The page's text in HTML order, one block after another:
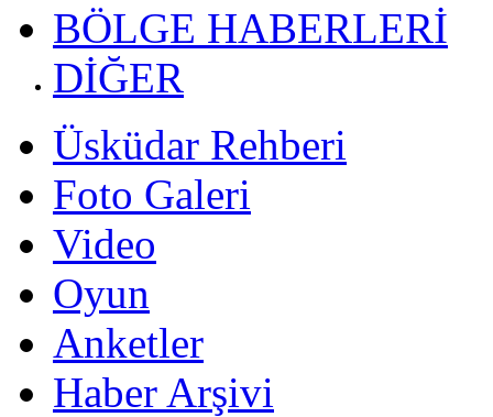
BÖLGE HABERLERİ
DİĞER
Üsküdar Rehberi
Foto Galeri
Video
Oyun
Anketler
Haber Arşivi